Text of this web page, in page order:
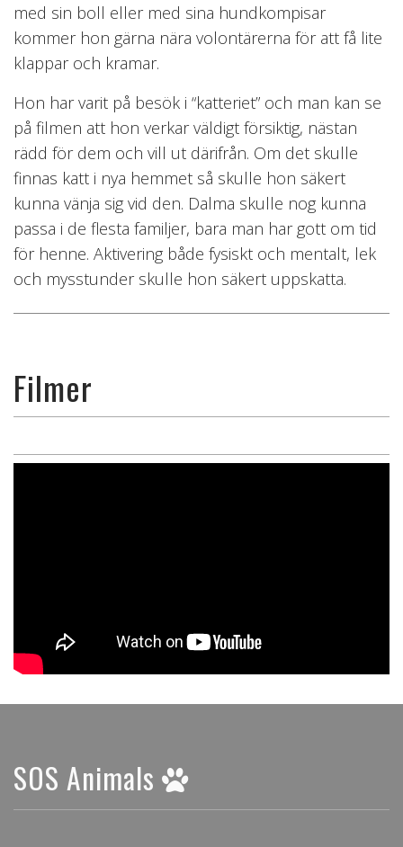
med sin boll eller med sina hundkompisar
kommer hon gärna nära volontärerna för att få lite
klappar och kramar.
Hon har varit på besök i “katteriet” och man kan se
på filmen att hon verkar väldigt försiktig, nästan
rädd för dem och vill ut därifrån. Om det skulle
finnas katt i nya hemmet så skulle hon säkert
kunna vänja sig vid den. Dalma skulle nog kunna
passa i de flesta familjer, bara man har gott om tid
för henne. Aktivering både fysiskt och mentalt, lek
och mysstunder skulle hon säkert uppskatta.
Filmer
SOS Animals